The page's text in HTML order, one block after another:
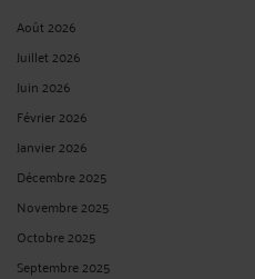
Août 2026
Juillet 2026
Juin 2026
Février 2026
Janvier 2026
Décembre 2025
Novembre 2025
Octobre 2025
Septembre 2025